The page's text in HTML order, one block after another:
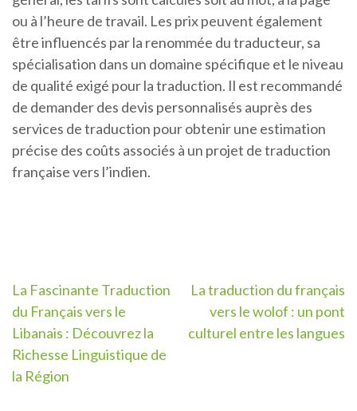
ou à l’heure de travail. Les prix peuvent également
être influencés par la renommée du traducteur, sa
spécialisation dans un domaine spécifique et le niveau
de qualité exigé pour la traduction. Il est recommandé
de demander des devis personnalisés auprès des
services de traduction pour obtenir une estimation
précise des coûts associés à un projet de traduction
française vers l’indien.
Navigation
de
l’article
La Fascinante Traduction
du Français vers le
Libanais : Découvrez la
Richesse Linguistique de
la Région
La traduction du français
vers le wolof : un pont
culturel entre les langues